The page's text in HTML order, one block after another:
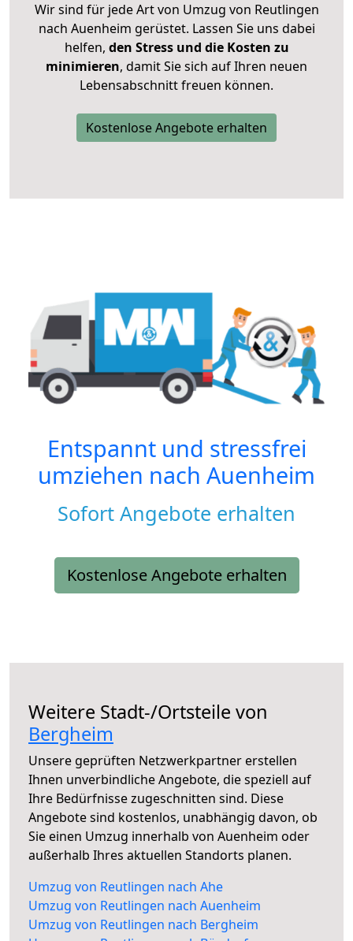
Wir sind für jede Art von Umzug von Reutlingen
nach Auenheim gerüstet. Lassen Sie uns dabei
helfen, den Stress und die Kosten zu
minimieren, damit Sie sich auf Ihren neuen
Lebensabschnitt freuen können.
Kostenlose Angebote erhalten
Entspannt und stressfrei
umziehen nach Auenheim
Sofort Angebote erhalten
Kostenlose Angebote erhalten
Weitere Stadt-/Ortsteile von
Bergheim
Unsere geprüften Netzwerkpartner erstellen
Ihnen unverbindliche Angebote, die speziell auf
Ihre Bedürfnisse zugeschnitten sind. Diese
Angebote sind kostenlos, unabhängig davon, ob
Sie einen Umzug innerhalb von Auenheim oder
außerhalb Ihres aktuellen Standorts planen.
Umzug von Reutlingen nach Ahe
Umzug von Reutlingen nach Auenheim
Umzug von Reutlingen nach Bergheim